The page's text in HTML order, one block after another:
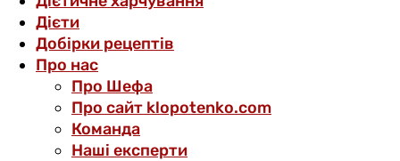
Дієти
Добірки рецептів
Про нас
Про Шефа
Про сайт klopotenko.com
Команда
Наші експерти